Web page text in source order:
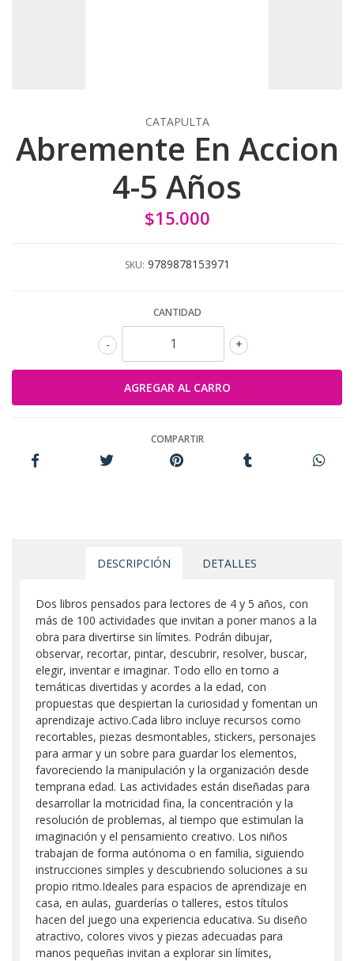
CATAPULTA
Abremente En Accion
4-5 Años
$15.000
SKU: 9789878153971
CANTIDAD
+
-
COMPARTIR
DESCRIPCIÓN DETALLES
Dos libros pensados para lectores de 4 y 5 años, con
más de 100 actividades que invitan a poner manos a la
obra para divertirse sin límites. Podrán dibujar,
observar, recortar, pintar, descubrir, resolver, buscar,
elegir, inventar e imaginar. Todo ello en torno a
temáticas divertidas y acordes a la edad, con
propuestas que despiertan la curiosidad y fomentan un
aprendizaje activo.Cada libro incluye recursos como
recortables, piezas desmontables, stickers, personajes
para armar y un sobre para guardar los elementos,
favoreciendo la manipulación y la organización desde
temprana edad. Las actividades están diseñadas para
desarrollar la motricidad fina, la concentración y la
resolución de problemas, al tiempo que estimulan la
imaginación y el pensamiento creativo. Los niños
trabajan de forma autónoma o en familia, siguiendo
instrucciones simples y descubriendo soluciones a su
propio ritmo.Ideales para espacios de aprendizaje en
casa, en aulas, guarderías o talleres, estos títulos
hacen del juego una experiencia educativa. Su diseño
atractivo, colores vivos y piezas adecuadas para
manos pequeñas invitan a explorar sin límites,